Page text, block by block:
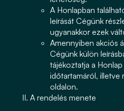
A Honlapban
leírását Cégünk
ugyanakkor ezek
Amennyiben akciós
Cégünk külön
tájékoztatja a
időtartamáról, illetve
oldalon.
A rendelés menete